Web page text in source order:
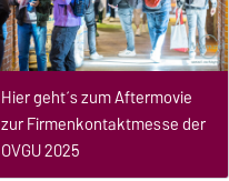
Hier geht´s zum Aftermovie
zur Firmenkontaktmesse der
OVGU 2025